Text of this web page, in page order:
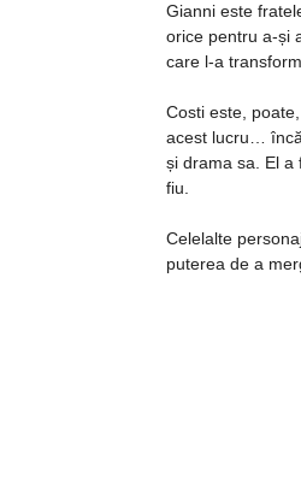
Gianni este
orice pentru a-și
care l-a
Costi este,
acest lucru…
și drama sa. El a
fiu.
Celelalte
puterea de a